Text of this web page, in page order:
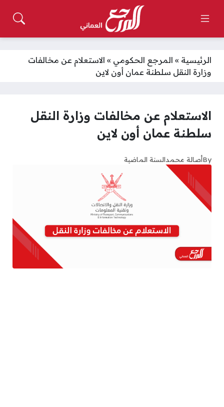
الرئيسية » المرجع الحكومي » الاستعلام عن مخالفات
وزارة النقل سلطنة عمان أون لاين
الاستعلام عن مخالفات وزارة النقل
سلطنة عمان أون لاين
Byأصالة محمدالسنة الماضية